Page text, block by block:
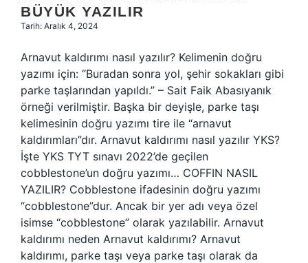
BÜYÜK YAZILIR
Tarih: Aralık 4, 2024
Arnavut kaldırımı nasıl yazılır? Kelimenin doğru
yazımı için: “Buradan sonra yol, şehir sokakları gibi
parke taşlarından yapıldı.” – Sait Faik Abasıyanık
örneği verilmiştir. Başka bir deyişle, parke taşı
kelimesinin doğru yazımı tire ile “arnavut
kaldırımları”dır. Arnavut kaldırımı nasıl yazılır YKS?
İşte YKS TYT sınavı 2022’de geçilen
cobblestone’un doğru yazımı… COFFIN NASIL
YAZILIR? Cobblestone ifadesinin doğru yazımı
“cobblestone”dur. Ancak bir yer adı veya özel
isimse “cobblestone” olarak yazılabilir. Arnavut
kaldırımı neden Arnavut kaldırımı? Arnavut
kaldırımı, parke taşı veya parke taşı olarak da